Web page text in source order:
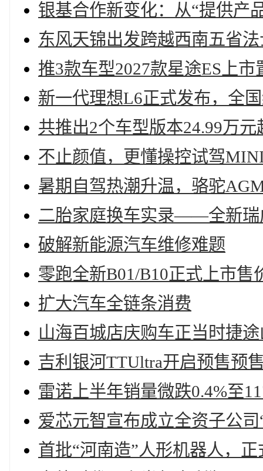
银基合作新变化：从“提供产
东风天锦出发跨越西南五省
推3款车型2027款星途ES上市
新一代理想L6正式发布，全
共推出2个车型版本24.99万
不止颜值，更懂操控试驾
暑期自驾热潮升温，骆驼
二胎家庭换车实录——全新瑞
破解新能源汽车维修难题
零跑全新B01/B10正式上市售
扩大汽车全链条消费
山海百城店庆购车正当时捷
吉利银河TTUltra开启预售预
雷诺上半年销量微跌0.4%至
爱芯元智宣布成立全资子公司
首批“河南造”人形机器人，